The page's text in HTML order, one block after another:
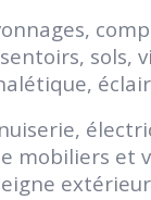
sols,
mobiliers et